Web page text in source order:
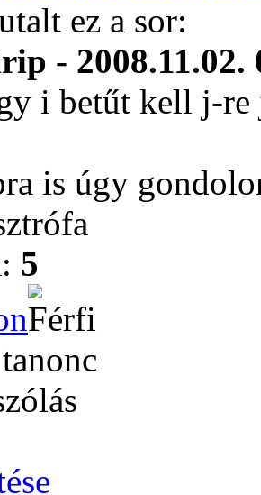
ez a sor:
- 2008.11.02.
i betűt kell j-
is úgy
5